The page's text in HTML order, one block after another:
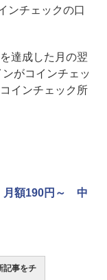
ンチェックの口
達成した月の翌
がコインチェッ
インチェック所
月額190円～ 中
記事をチ